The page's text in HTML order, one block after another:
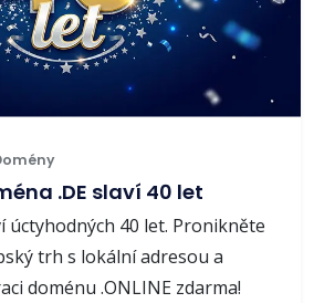
.DE slaví 40 let
úctyhodných 40 let. Pronikněte
trh s lokální adresou a
doménu .ONLINE zdarma!